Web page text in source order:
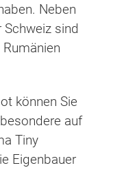
Neben
Schweiz sind
können Sie
auf
Tiny
Eigenbauer